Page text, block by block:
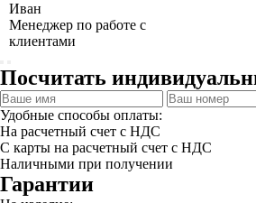
Иван
Менеджер по работе с
клиентами
Посчитать
Удобные способы оплаты:
На расчетный счет с НДС
С карты на расчетный счет с НДС
Наличными при получении
Гарантии